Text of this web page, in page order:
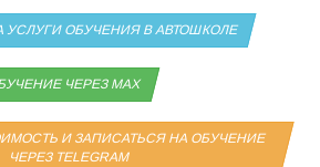
ОБУЧЕНИЯ В АВТОШКОЛЕ
ЧЕРЕЗ MAX
И ЗАПИСАТЬСЯ НА ОБУЧЕНИЕ
ЧЕРЕЗ TELEGRAM